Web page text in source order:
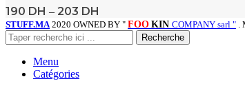
190 DH – 203 DH
STUFF.MA 2020 OWNED BY " FOO KIN COMPANY sarl "
Recherche
Menu
Catégories